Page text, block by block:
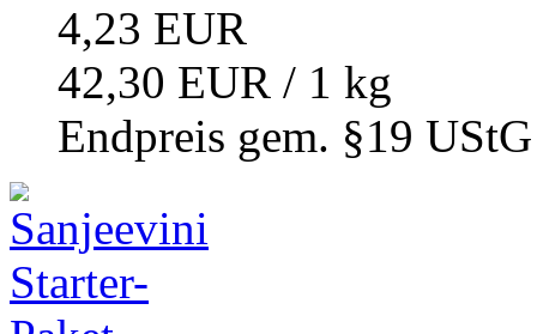
4,23 EUR
42,30 EUR / 1 kg
Endpreis gem. §19